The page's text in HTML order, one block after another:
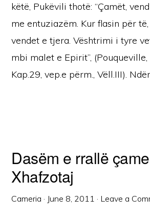
këtë, Pukëvili thotë: “Çamët,
me entuziazëm. Kur flasin për
vendet e tjera. Vështrimi i tyre
mbi malet e Epirit”, (Pouqueville,
Kap.29, vep.e përm., Vëll.III).
Dasëm e rrallë
Xhafzotaj
Cameria · June 8, 2011 · Leave a